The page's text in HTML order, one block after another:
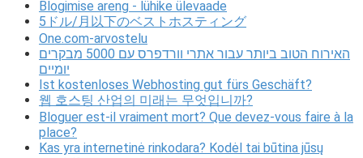
Blogimise areng - lühike ülevaade
5ドル/月以下のベストホスティング
One.com-arvostelu
האירוח הטוב ביותר עבור אתרי וורדפרס עם 5000 מבקרים
יומיים
Ist kostenloses Webhosting gut fürs Geschäft?
웹 호스팅 산업의 미래는 무엇입니까?
Bloguer est-il vraiment mort? Que devez-vous faire à la
place?
Kas yra internetinė rinkodara? Kodėl tai būtina jūsų